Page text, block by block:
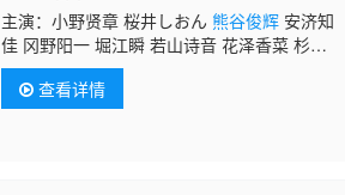
主演：小野贤章 桜井しおん 熊谷俊辉安济知
佳 冈野阳一 堀江瞬 若山诗音 花泽香菜 杉田
智和 菊田千瑛 幸村惠理 榊原优希 河濑茉
希 咲咲木瞳 松冈洋平 中井友望 中岛瑠菜
查看详情